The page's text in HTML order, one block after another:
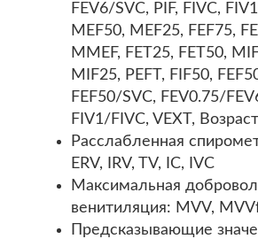
FEV6/SVC, PIF, FIVC,
MEF50, MEF25, FEF75,
MMEF, FET25, FET50,
MIF25, PEFT, FIF50,
FEF50/SVC, FEV0.75/
FIV1/FIVC, VEXT,
Расслабленная
ERV, IRV, TV, IC, IVC
Максимальная
венитиляция: MVV,
Предсказывающие